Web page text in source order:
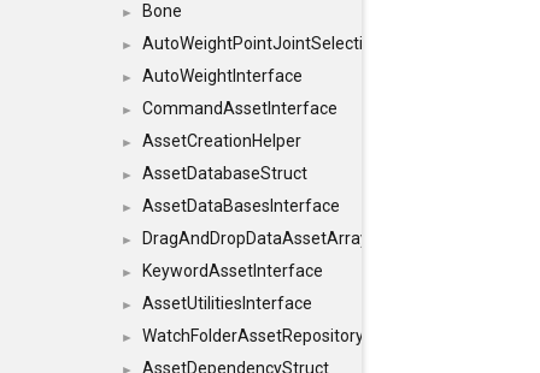
► Bone
► AutoWeightPointJointSelections
► AutoWeightInterface
► CommandAssetInterface
► AssetCreationHelper
► AssetDatabaseStruct
► AssetDataBasesInterface
► DragAndDropDataAssetArray
► KeywordAssetInterface
► AssetUtilitiesInterface
► WatchFolderAssetRepositoryInterface
AssetDependencyStruct